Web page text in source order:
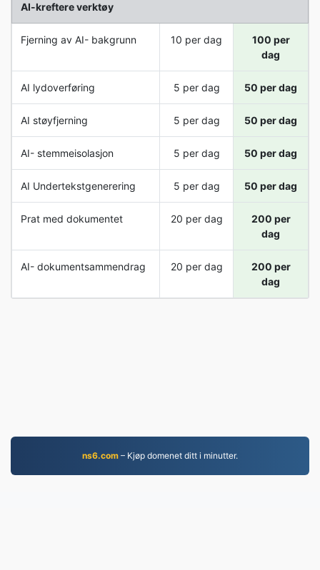
AI-kreftere verktøy
Fjerning av AI- bakgrunn 10 per dag
100 per
dag
AI lydoverføring 5 per dag 50 per dag
AI støyfjerning 5 per dag 50 per dag
AI- stemmeisolasjon 5 per dag 50 per dag
AI Undertekstgenerering 5 per dag 50 per dag
Prat med dokumentet 20 per dag
200 per
dag
AI- dokumentsammendrag 20 per dag
200 per
dag
ns6.com – Kjøp domenet ditt i minutter.